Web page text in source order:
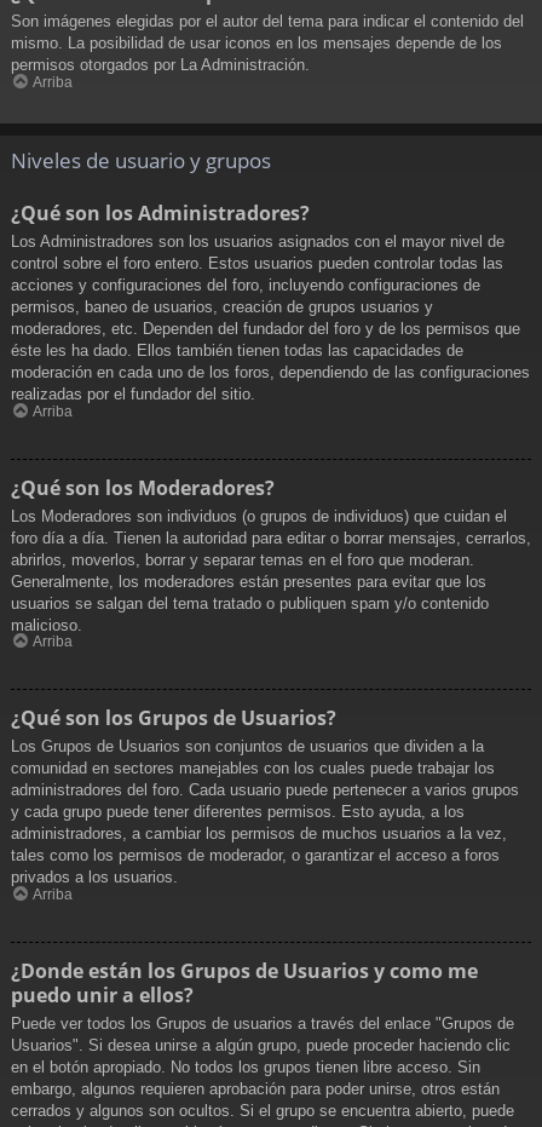
Son imágenes elegidas por el autor del tema para indicar el contenido del
mismo. La posibilidad de usar iconos en los mensajes depende de los
permisos otorgados por La Administración.
Arriba
Niveles de usuario y grupos
¿Qué son los Administradores?
Los Administradores son los usuarios asignados con el mayor nivel de
control sobre el foro entero. Estos usuarios pueden controlar todas las
acciones y configuraciones del foro, incluyendo configuraciones de
permisos, baneo de usuarios, creación de grupos usuarios y
moderadores, etc. Dependen del fundador del foro y de los permisos que
éste les ha dado. Ellos también tienen todas las capacidades de
moderación en cada uno de los foros, dependiendo de las configuraciones
realizadas por el fundador del sitio.
Arriba
¿Qué son los Moderadores?
Los Moderadores son individuos (o grupos de individuos) que cuidan el
foro día a día. Tienen la autoridad para editar o borrar mensajes, cerrarlos,
abrirlos, moverlos, borrar y separar temas en el foro que moderan.
Generalmente, los moderadores están presentes para evitar que los
usuarios se salgan del tema tratado o publiquen spam y/o contenido
malicioso.
Arriba
¿Qué son los Grupos de Usuarios?
Los Grupos de Usuarios son conjuntos de usuarios que dividen a la
comunidad en sectores manejables con los cuales puede trabajar los
administradores del foro. Cada usuario puede pertenecer a varios grupos
y cada grupo puede tener diferentes permisos. Esto ayuda, a los
administradores, a cambiar los permisos de muchos usuarios a la vez,
tales como los permisos de moderador, o garantizar el acceso a foros
privados a los usuarios.
Arriba
¿Donde están los Grupos de Usuarios y como me
puedo unir a ellos?
Puede ver todos los Grupos de usuarios a través del enlace "Grupos de
Usuarios". Si desea unirse a algún grupo, puede proceder haciendo clic
en el botón apropiado. No todos los grupos tienen libre acceso. Sin
embargo, algunos requieren aprobación para poder unirse, otros están
cerrados y algunos son ocultos. Si el grupo se encuentra abierto, puede